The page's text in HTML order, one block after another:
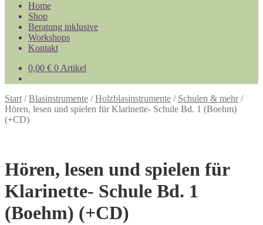
Home
Shop
Beratung inklusive
Workshops
Kontakt
0,00 € 0 Artikel
Start /Blasinstrumente /Holzblasinstrumente / Schulen & mehr/
Hören, lesen und spielen für Klarinette- Schule Bd. 1 (Boehm)
(+CD)
Hören, lesen und spielen für
Klarinette- Schule Bd. 1
(Boehm) (+CD)